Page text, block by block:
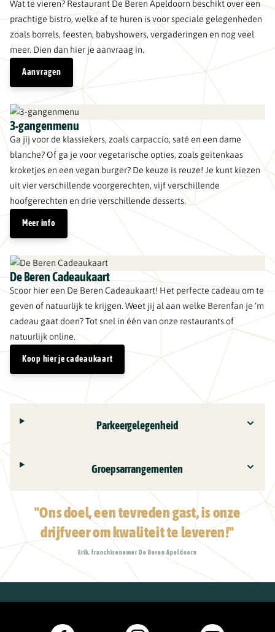
Wat te vieren? Restaurant De Beren Apeldoorn beschikt over een
prachtige bistro, welke af te huren is voor speciale gelegenheden
zoals borrels, feesten, babyshowers, vergaderingen en nog veel
meer. Dien dan hier je aanvraag in.
Aanvragen
3-gangenmenu
Ga jij voor de klassiekers, zoals carpaccio, saté en een dame
blanche? Of ga je voor vegetarische opties, zoals geitenkaas
kroketjes en een vegan burger? De keuze is reuze! Je kunt kiezen
uit vier verschillende voorgerechten, vijf verschillende
hoofgerechten en drie verschillende desserts.
Meer info
De Beren Cadeaukaart
Scoor hier een De Beren Cadeaukaart! Het perfecte cadeau om te
geven of natuurlijk te krijgen. Weet jij al aan welke Berenfan je ‘m
cadeau gaat doen? Tot snel in één van onze restaurants of
natuurlijk online.
Koop hier je cadeaukaart
Parkeergelegenheid
Groepsarrangementen
"Ons doel, een tevreden gast, is onze
drijfveer om kwaliteit te leveren!"
Erik, franchisenemer De Beren Apeldoorn